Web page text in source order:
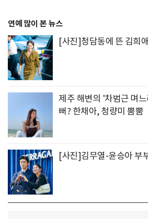
연예 많이 본 뉴스
[사진]청담동에 뜬 김희애
제주 해변의 '차범근 며
뻐? 한채아, 청량미 뿜뿜
[사진]김무열-윤승아 부